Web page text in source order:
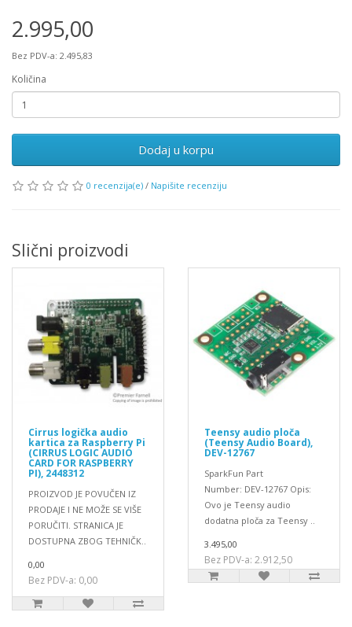
2.995,00
Bez PDV-a: 2.495,83
Količina
Dodaj u korpu
0 recenzija(e) / Napišite recenziju
Slični proizvodi
Cirrus logička audio
kartica za Raspberry Pi
(CIRRUS LOGIC AUDIO
CARD FOR RASPBERRY
PI), 2448312
PROIZVOD JE POVUČEN IZ
PRODAJE I NE MOŽE SE VIŠE
PORUČITI. STRANICA JE
DOSTUPNA ZBOG TEHNIČK..
0,00
Bez PDV-a: 0,00
Teensy audio ploča
(Teensy Audio Board),
DEV-12767
SparkFun Part
Number: DEV-12767 Opis:
Ovo je Teensy audio
dodatna ploča za Teensy ..
3.495,00
Bez PDV-a: 2.912,50